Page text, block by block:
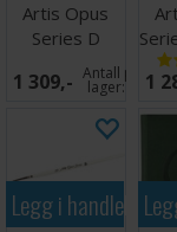
Artis Opus
Series D
Drybrush Set
1 309,- Antall på
lager: 1
Legg i